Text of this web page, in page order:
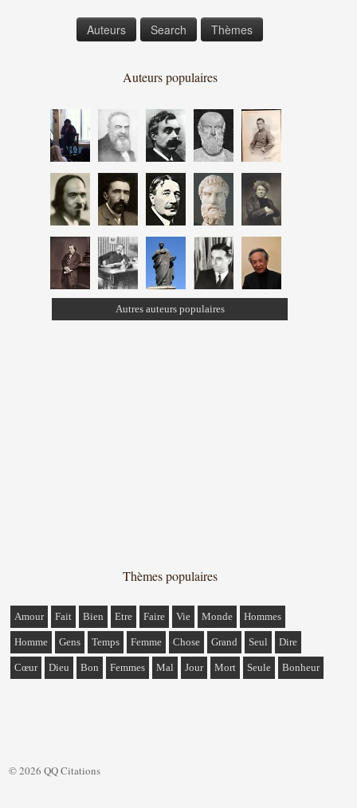
Auteurs Search Thèmes
Auteurs populaires
Autres auteurs populaires
Thèmes populaires
Amour Fait Bien Etre Faire Vie Monde Hommes
Homme Gens Temps Femme Chose Grand Seul Dire
Cœur Dieu Bon Femmes Mal Jour Mort Seule Bonheur
© 2026 QQ Citations